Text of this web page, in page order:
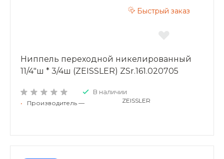
Быстрый заказ
Ниппель переходной никелированный
11/4"ш * 3/4ш (ZEISSLER) ZSr.161.020705
В наличии
• Производитель — ZEISSLER